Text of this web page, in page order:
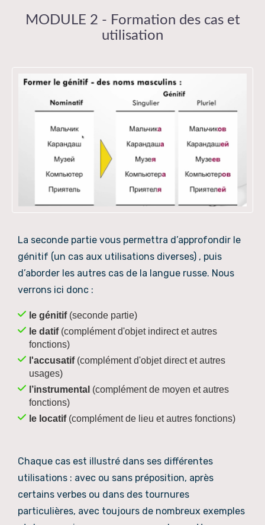
MODULE 2 - Formation des cas et
utilisation
La seconde partie vous permettra d’approfondir le
génitif (un cas aux utilisations diverses) , puis
d’aborder les autres cas de la langue russe. Nous
verrons ici donc :
le génitif(seconde partie)
le datif(complément d'objet indirect et autres
fonctions)
l'accusatif(complément d'objet direct et autres
usages)
l’instrumental (complément de moyen et autres
fonctions)
le locatif(complément de lieu et autres fonctions)
Chaque cas est illustré dans ses différentes
utilisations : avec ou sans préposition, après
certains verbes ou dans des tournures
particulières, avec toujours de nombreux exemples